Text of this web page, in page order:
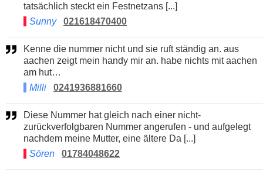
tatsächlich steckt ein Festnetzans [...]
Sunny
021618470400
Kenne die nummer nicht und sie ruft ständig an. aus
aachen zeigt mein handy mir an. habe nichts mit aachen
am hut…
Milli
0241936881660
Diese Nummer hat gleich nach einer nicht-
zurückverfolgbaren Nummer angerufen - und aufgelegt
nachdem meine Mutter, eine ältere Da [...]
Sören
01784048622